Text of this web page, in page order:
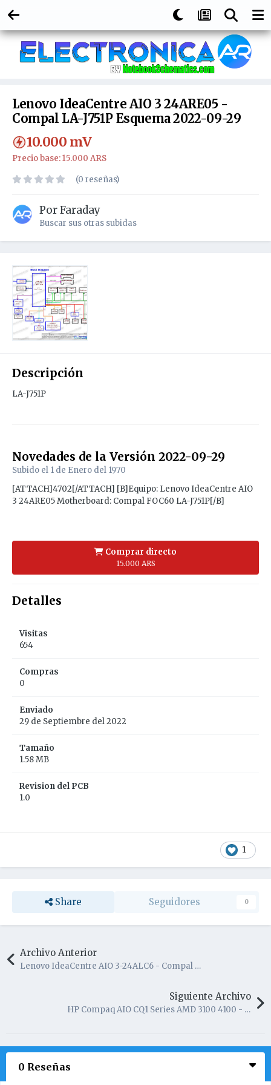
Lenovo IdeaCentre AIO 3 24ARE05 -
Compal LA-J751P Esquema 2022-09-29
10.000 mV
Precio base: 15.000 ARS
(0 reseñas)
PorFaraday
Buscar sus otras subidas
Descripción
LA-J751P
Novedades de la Versión 2022-09-29
Subido el 1 de Enero del 1970
[ATTACH]4702[/ATTACH] [B]Equipo: Lenovo IdeaCentre AIO
3 24ARE05 Motherboard: Compal FOC60 LA-J751P[/B]
Comprar directo
15.000 ARS
Detalles
Visitas
654
Compras
0
Enviado
29 de Septiembre del 2022
Tamaño
1.58 MB
Revision del PCB
1.0
1
Share Seguidores 0
Archivo Anterior
Lenovo IdeaCentre AIO 3-24ALC6 - Compal GOC60 LA-K891P Esquema + Silkscreen
Siguiente Archivo
HP Compaq AIO CQ1 Series AMD 3100 4100 - board Arroyo 715G4788M0D
0 Reseñas